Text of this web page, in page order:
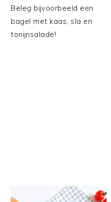
Beleg bijvoorbeeld een
bagel met kaas, sla en
tonijnsalade!